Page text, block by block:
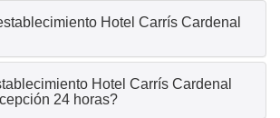
Hotel Carrís Cardenal
Hotel Carrís Cardenal
24 horas?